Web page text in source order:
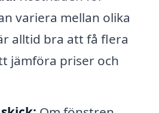
variera mellan olika
alltid bra att få flera
jämföra priser och